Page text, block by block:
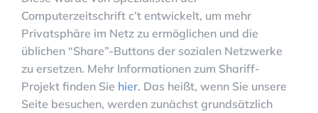
Computerzeitschrift c’t entwickelt, um mehr
Privatsphäre im Netz zu ermöglichen und die
üblichen “Share”-Buttons der sozialen Netzwerke
zu ersetzen. Mehr Informationen zum Shariff-
Projekt finden Sie hier. Das heißt, wenn Sie unsere
Seite besuchen, werden zunächst grundsätzlich